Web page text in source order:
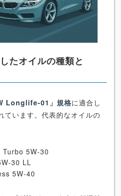
たオイルの種類と
Longlife-01」規格に適合し
ています。代表的なオイルの
Turbo 5W-30
30 LL
5W-40